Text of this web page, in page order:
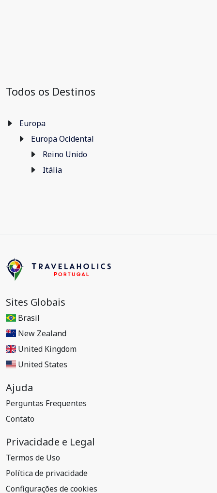
Todos os Destinos
Europa
Europa Ocidental
Reino Unido
Itália
Sites Globais
Brasil
New Zealand
United Kingdom
United States
Ajuda
Perguntas Frequentes
Contato
Privacidade e Legal
Termos de Uso
Política de privacidade
Configurações de cookies